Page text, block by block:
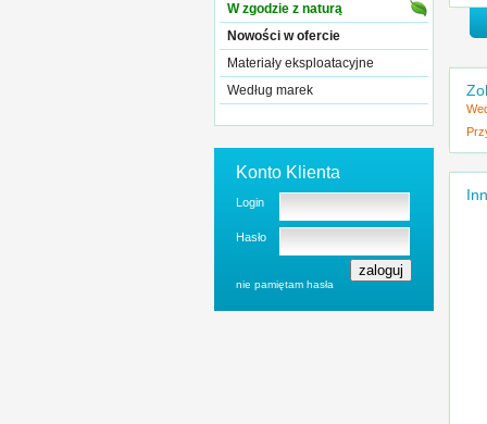
W zgodzie z naturą
Nowości w ofercie
Materiały eksploatacyjne
Według marek
Konto Klienta
Login
Hasło
nie pamiętam hasła